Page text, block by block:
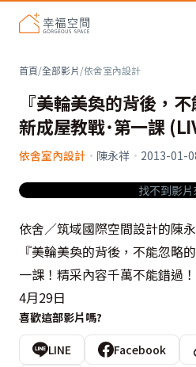
首頁/全部影片/依舍室內設計
『美輪美奐的背後，
新成屋教戰˙第一課
依舍室內設計 · 陳永祥 · 2013-01-
找不到影
依舍／筑域國際空間設計的陳
『美輪美奐的背後，不能忽略
一課！精采內容千萬不能錯過
4月29日
喜歡這部影片嗎?
LINE Facebook